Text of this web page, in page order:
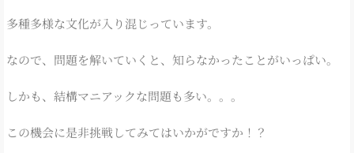
多種多様な文化が入り混じっています。
なので、問題を解いていくと、知らなかったことがいっぱい。
しかも、結構マニアックな問題も多い。。。
この機会に是非挑戦してみてはいかがですか！？